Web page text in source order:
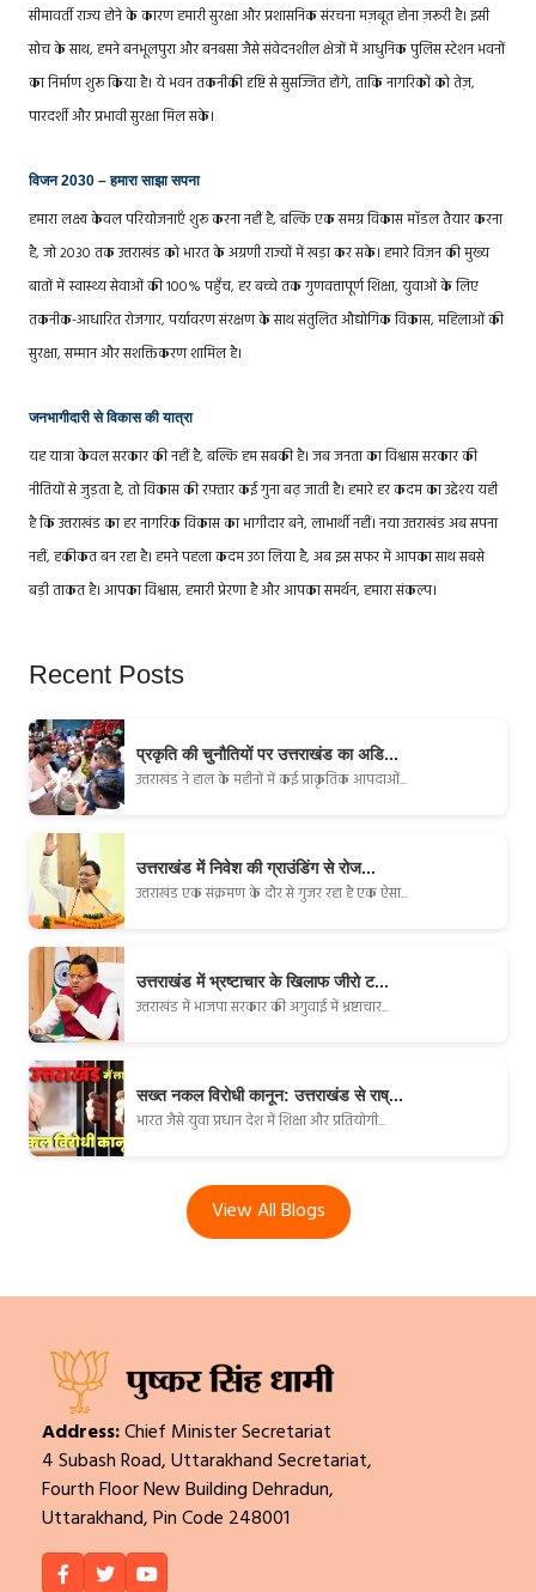
सीमावर्ती राज्य होने के कारण हमारी सुरक्षा और प्रशासनिक संरचना मज़बूत होना ज़रूरी है। इसी
सोच के साथ, हमने बनभूलपुरा और बनबसा जैसे संवेदनशील क्षेत्रों में आधुनिक पुलिस स्टेशन भवनों
का निर्माण शुरू किया है। ये भवन तकनीकी दृष्टि से सुसज्जित होंगे, ताकि नागरिकों को तेज़,
पारदर्शी और प्रभावी सुरक्षा मिल सके।
विजन 2030 – हमारा साझा सपना
हमारा लक्ष्य केवल परियोजनाएँ शुरू करना नहीं है, बल्कि एक समग्र विकास मॉडल तैयार करना
है, जो 2030 तक उत्तराखंड को भारत के अग्रणी राज्यों में खड़ा कर सके। हमारे विज़न की मुख्य
बातों में स्वास्थ्य सेवाओं की 100% पहुँच, हर बच्चे तक गुणवत्तापूर्ण शिक्षा, युवाओं के लिए
तकनीक-आधारित रोजगार, पर्यावरण संरक्षण के साथ संतुलित औद्योगिक विकास, महिलाओं की
सुरक्षा, सम्मान और सशक्तिकरण शामिल है।
जनभागीदारी से विकास की यात्रा
यह यात्रा केवल सरकार की नहीं है, बल्कि हम सबकी है। जब जनता का विश्वास सरकार की
नीतियों से जुड़ता है, तो विकास की रफ़्तार कई गुना बढ़ जाती है। हमारे हर कदम का उद्देश्य यही
है कि उत्तराखंड का हर नागरिक विकास का भागीदार बने, लाभार्थी नहीं। नया उत्तराखंड अब सपना
नहीं, हकीकत बन रहा है। हमने पहला कदम उठा लिया है, अब इस सफर में आपका साथ सबसे
बड़ी ताकत है। आपका विश्वास, हमारी प्रेरणा है और आपका समर्थन, हमारा संकल्प।
Recent Posts
प्रकृति की चुनौतियों पर उत्तराखंड का अडि...
उत्तराखंड ने हाल के महीनों में कई प्राकृतिक आपदाओं...
उत्तराखंड में निवेश की ग्राउंडिंग से रोज...
उत्तराखंड एक संक्रमण के दौर से गुजर रहा है एक ऐसा...
उत्तराखंड में भ्रष्टाचार के खिलाफ जीरो ट...
उत्तराखंड में भाजपा सरकार की अगुवाई में भ्रष्टाचार...
सख्त नकल विरोधी कानून: उत्तराखंड से राष्...
भारत जैसे युवा प्रधान देश में शिक्षा और प्रतियोगी...
View All Blogs
Address:Chief Minister Secretariat
4 Subash Road, Uttarakhand Secretariat,
Fourth Floor New Building Dehradun,
Uttarakhand, Pin Code 248001